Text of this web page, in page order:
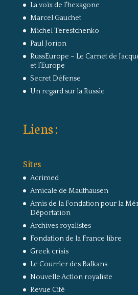
La voix de l'hexagone
Marcel Gauchet
Michel Terestchenko
Paul Jorion
RussEurope – Le Carnet de
et l’Europe
Secret Défense
Un regard sur la Russie
Liens :
Sites
Acrimed
Amicale de Mauthausen
Amis de la Fondation pour la
Déportation
Archives royalistes
Fondation de la France libre
Greek crisis
Le Courrier des Balkans
Nouvelle Action royaliste
Revue Cité